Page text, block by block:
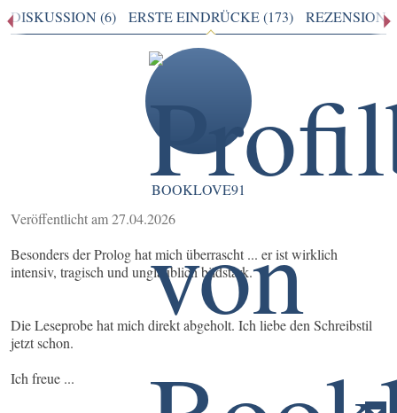
DISKUSSION (6)
ERSTE EINDRÜCKE (173)
BOOKLOVE91
Veröffentlicht am 27.04.2026
Besonders der Prolog hat mich überrascht ... er ist wirklich
intensiv, tragisch und unglaublich bildstark.
Die Leseprobe hat mich direkt abgeholt. Ich liebe den Schreibstil
jetzt schon.
Ich freue ...